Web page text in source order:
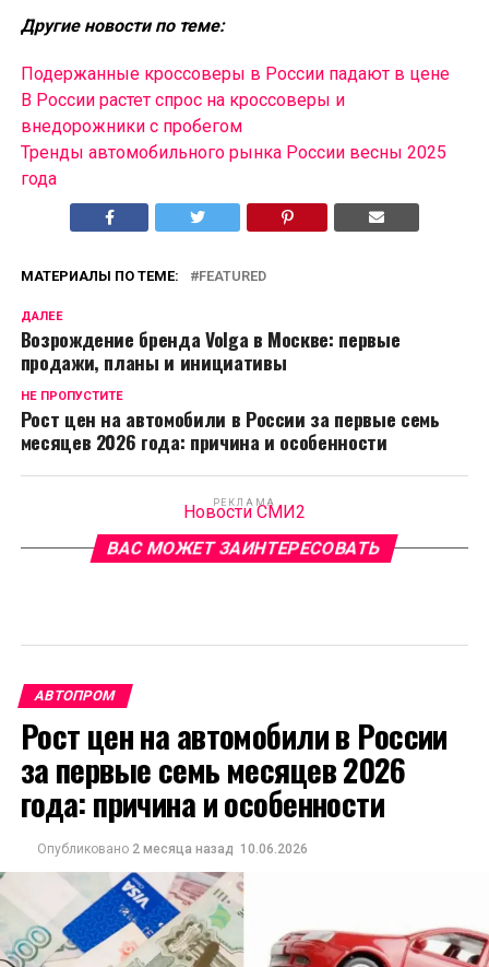
Другие новости по теме:
Подержанные кроссоверы в России падают в цене
В России растет спрос на кроссоверы и
внедорожники с пробегом
Тренды автомобильного рынка России весны 2025
года
МАТЕРИАЛЫ ПО ТЕМЕ: FEATURED
ДАЛЕЕ
Возрождение бренда Volga в Москве: первые
продажи, планы и инициативы
НЕ ПРОПУСТИТЕ
Рост цен на автомобили в России за первые семь
месяцев 2026 года: причина и особенности
РЕКЛАМА
Новости СМИ2
ВАС МОЖЕТ ЗАИНТЕРЕСОВАТЬ
АВТОПРОМ
Рост цен на автомобили в России
за первые семь месяцев 2026
года: причина и особенности
Опубликовано 2 месяца назад 10.06.2026